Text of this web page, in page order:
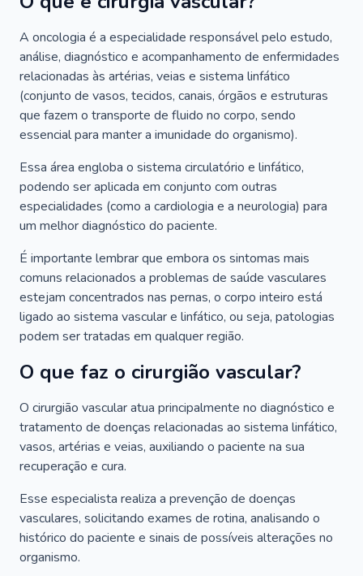
A oncologia é a especialidade responsável pelo estudo,
análise, diagnóstico e acompanhamento de enfermidades
relacionadas às artérias, veias e sistema linfático
(conjunto de vasos, tecidos, canais, órgãos e estruturas
que fazem o transporte de fluido no corpo, sendo
essencial para manter a imunidade do organismo).
Essa área engloba o sistema circulatório e linfático,
podendo ser aplicada em conjunto com outras
especialidades (como a cardiologia e a neurologia) para
um melhor diagnóstico do paciente.
É importante lembrar que embora os sintomas mais
comuns relacionados a problemas de saúde vasculares
estejam concentrados nas pernas, o corpo inteiro está
ligado ao sistema vascular e linfático, ou seja, patologias
podem ser tratadas em qualquer região.
O que faz o cirurgião vascular?
O cirurgião vascular atua principalmente no diagnóstico e
tratamento de doenças relacionadas ao sistema linfático,
vasos, artérias e veias, auxiliando o paciente na sua
recuperação e cura.
Esse especialista realiza a prevenção de doenças
vasculares, solicitando exames de rotina, analisando o
histórico do paciente e sinais de possíveis alterações no
organismo.